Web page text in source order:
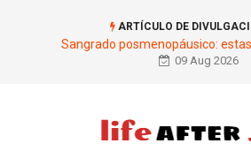
ARTÍCULO DE
Sangrado posmenopáusico:
09 Aug 2026